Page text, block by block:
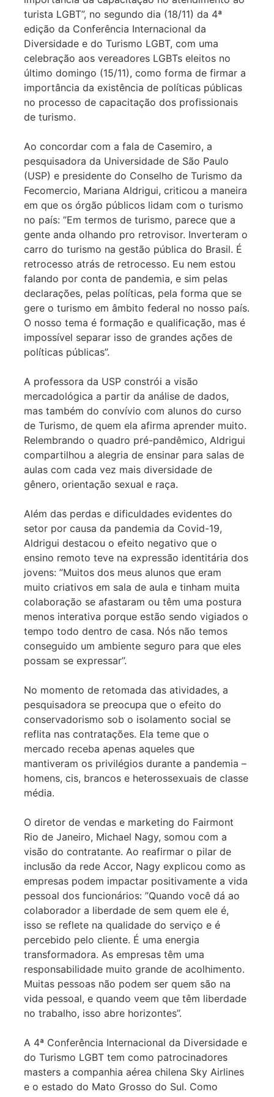
turista LGBT”, no segundo dia (18/11) da 4ª
edição da Conferência Internacional da
Diversidade e do Turismo LGBT, com uma
celebração aos vereadores LGBTs eleitos no
último domingo (15/11), como forma de firmar a
importância da existência de políticas públicas
no processo de capacitação dos profissionais
de turismo.
Ao concordar com a fala de Casemiro, a
pesquisadora da Universidade de São Paulo
(USP) e presidente do Conselho de Turismo da
Fecomercio, Mariana Aldrigui,criticou a maneira
em que os órgão públicos lidam com o turismo
no país: ”Em termos de turismo, parece que a
gente anda olhando pro retrovisor. Inverteram o
carro do turismo na gestão pública do Brasil. É
retrocesso atrás de retrocesso. Eu nem estou
falando por conta de pandemia, e sim pelas
declarações, pelas políticas, pela forma que se
gere o turismo em âmbito federal no nosso país.
O nosso tema é formação e qualificação, mas é
impossível separar isso de grandes ações de
políticas públicas”.
A professora da USP constrói a visão
mercadológica a partir da análise de dados,
mas também do convívio com alunos do curso
de Turismo, de quem ela afirma aprender muito.
Relembrando o quadro pré-pandêmico, Aldrigui
compartilhou a alegria de ensinar para salas de
aulas com cada vez mais diversidade de
gênero, orientação sexual e raça.
Além das perdas e dificuldades evidentes do
setor por causa da pandemia da Covid-19,
Aldrigui destacou o efeito negativo que o
ensino remoto teve na expressão identitária dos
jovens: ”Muitos dos meus alunos que eram
muito criativos em sala de aula e tinham muita
colaboração se afastaram ou têm uma postura
menos interativa porque estão sendo vigiados o
tempo todo dentro de casa. Nós não temos
conseguido um ambiente seguro para que eles
possam se expressar”.
No momento de retomada das atividades, a
pesquisadora se preocupa que o efeito do
conservadorismo sob o isolamento social se
reflita nas contratações. Ela teme que o
mercado receba apenas aqueles que
mantiveram os privilégios durante a pandemia –
homens, cis, brancos e heterossexuais de classe
média.
O diretor de vendas e marketing do Fairmont
Rio de Janeiro, Michael Nagy, somou com a
visão do contratante. Ao reafirmar o pilar de
inclusão da rede Accor, Nagy explicou como as
empresas podem impactar positivamente a vida
pessoal dos funcionários: ”Quando você dá ao
colaborador a liberdade de sem quem ele é,
isso se reflete na qualidade do serviço e é
percebido pelo cliente. É uma energia
transformadora. As empresas têm uma
responsabilidade muito grande de acolhimento.
Muitas pessoas não podem ser quem são na
vida pessoal, e quando veem que têm liberdade
no trabalho, isso abre horizontes”.
A 4ª Conferência Internacional da Diversidade e
do Turismo LGBT tem como patrocinadores
masters a companhia aérea chilena Sky Airlines
e o estado do Mato Grosso do Sul. Como